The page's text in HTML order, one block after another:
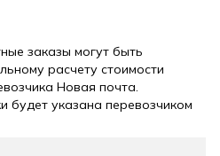
заказы могут быть
расчету стоимости
Новая почта.
будет указана перевозчиком